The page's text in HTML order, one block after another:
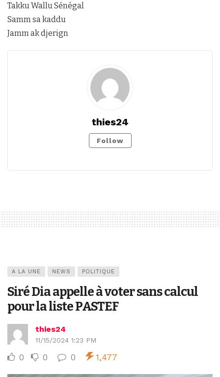
Takku Wallu Sénégal
Samm sa kaddu
Jamm ak djerign
thies24
Follow
A LA UNE NEWS POLITIQUE
Siré Dia appelle à voter sans calcul
pour la liste PASTEF
thies24
11/15/2024 1:23 PM
0 0 0 1,477